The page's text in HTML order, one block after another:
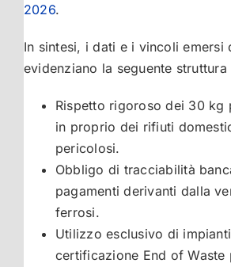
2026.
In sintesi, i dati e i vincoli emersi
evidenziano la seguente
Rispetto rigoroso dei 30 kg
in proprio dei rifiuti
pericolosi.
Obbligo di tracciabilità
pagamenti derivanti dalla
ferrosi.
Utilizzo esclusivo di
certificazione End of Waste